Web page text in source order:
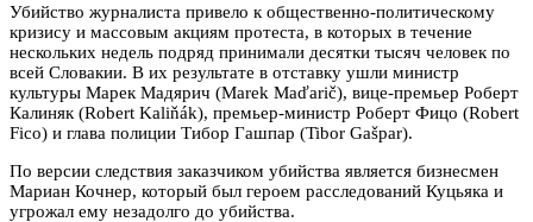
Убийство журналиста привело к общественно-политическому
кризису и массовым акциям протеста, в которых в течение
нескольких недель подряд принимали десятки тысяч человек по
всей Словакии. В их результате в отставку ушли министр
культуры Марек Мадярич (Marek Maďarič), вице-премьер Роберт
Калиняк (Robert Kaliňák), премьер-министр Роберт Фицо (Robert
Fico) и глава полиции Тибор Гашпар (Tibor Gašpar).
По версии следствия заказчиком убийства является бизнесмен
Мариан Кочнер, который был героем расследований Куцьяка и
угрожал ему незадолго до убийства.